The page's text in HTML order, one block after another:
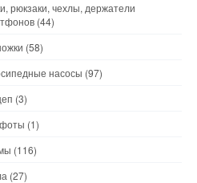
рюкзаки, чехлы, держатели
(44)
(58)
насосы (97)
(3)
(1)
(116)
(27)